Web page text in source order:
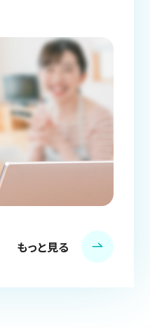
もっと見る